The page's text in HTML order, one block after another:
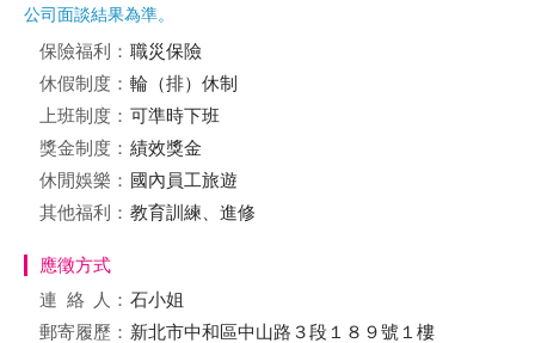
公司面談結果為準。
保險福利： 職災保險
休假制度： 輪（排）休制
上班制度： 可準時下班
獎金制度： 績效獎金
休閒娛樂： 國內員工旅遊
其他福利： 教育訓練、進修
應徵方式
連絡
人： 石小姐
郵寄履歷： 新北市中和區中山路３段１８９號１樓